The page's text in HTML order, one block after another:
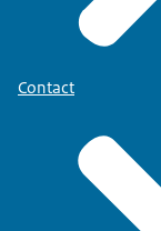
Contact